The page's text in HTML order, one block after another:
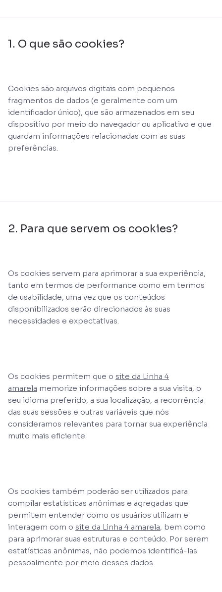
1. O que são cookies?
Cookies são arquivos digitais com pequenos
fragmentos de dados (e geralmente com um
identificador único), que são armazenados em seu
dispositivo por meio do navegador ou aplicativo e que
guardam informações relacionadas com as suas
preferências.
2. Para que servem os cookies?
Os cookies servem para aprimorar a sua experiência,
tanto em termos de performance como em termos
de usabilidade, uma vez que os conteúdos
disponibilizados serão direcionados às suas
necessidades e expectativas.
Os cookies permitem que o site da Linha 4
amarela memorize informações sobre a sua visita, o
seu idioma preferido, a sua localização, a recorrência
das suas sessões e outras variáveis que nós
consideramos relevantes para tornar sua experiência
muito mais eficiente.
Os cookies também poderão ser utilizados para
compilar estatísticas anônimas e agregadas que
permitem entender como os usuários utilizam e
interagem com o site da Linha 4 amarela, bem como
para aprimorar suas estruturas e conteúdo. Por serem
estatísticas anônimas, não podemos identificá-las
pessoalmente por meio desses dados.